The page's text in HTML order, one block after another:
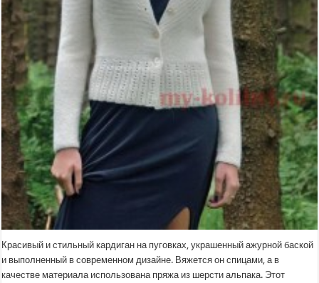
Красивый и стильный кардиган на пуговках, украшенный ажурной баской
и выполненный в современном дизайне. Вяжется он спицами, а в
качестве материала использована пряжа из шерсти альпака. Этот